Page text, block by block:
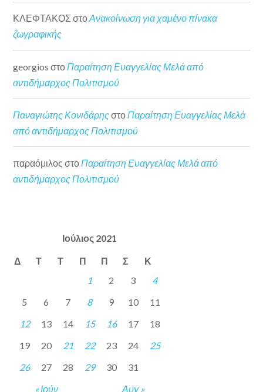
ΚΛΕΦΤΑΚΟΣ στοΑνακοίνωση για χαμένο πίνακα
ζωγραφικής
georgios στο Παραίτηση Ευαγγελίας Μελά από
αντιδήμαρχος Πολιτισμού
Παναγιώτης ΚονιδάρηςστοΠαραίτηση Ευαγγελίας Μελά
από αντιδήμαρχος Πολιτισμού
παραόμιλος στοΠαραίτηση Ευαγγελίας Μελά από
αντιδήμαρχος Πολιτισμού
Ιούλιος 2021
Δ Τ Τ Π Π Σ Κ
« Ιούν Αυγ »
1 2 3
4
5
6 7 8 9 10
11
12
13 14 15 16 17
18
19
20 21 22 23 24
25
26
27 28 29 30 31